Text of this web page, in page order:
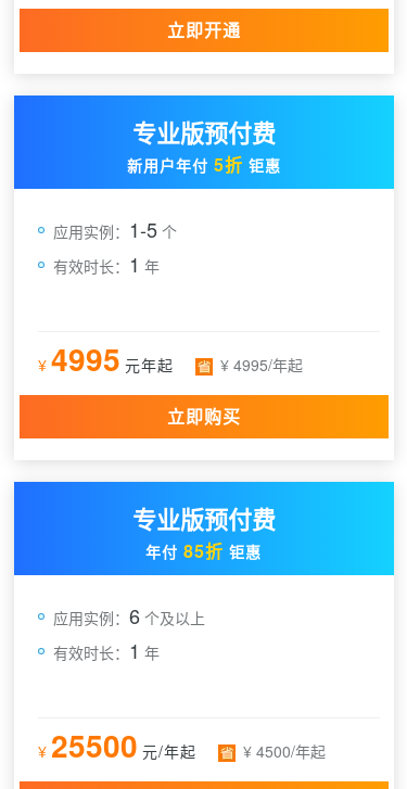
立即开通
专业版预付费
新用户年付 5折 钜惠
应用实例： 1-5个
有效时长： 1 年
¥ 4995 元年起 ¥ 4995/年起
立即购买
专业版预付费
年付 85折 钜惠
应用实例： 6个及以上
有效时长： 1 年
¥ 25500 元/年起 ¥ 4500/年起